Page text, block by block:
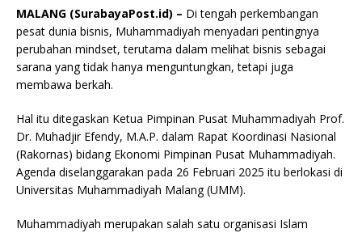
MALANG (SurabayaPost.id) – Di tengah perkembangan
pesat dunia bisnis, Muhammadiyah menyadari pentingnya
perubahan mindset, terutama dalam melihat bisnis sebagai
sarana yang tidak hanya menguntungkan, tetapi juga
membawa berkah.
Hal itu ditegaskan Ketua Pimpinan Pusat Muhammadiyah Prof.
Dr. Muhadjir Efendy, M.A.P. dalam Rapat Koordinasi Nasional
(Rakornas) bidang Ekonomi Pimpinan Pusat Muhammadiyah.
Agenda diselanggarakan pada 26 Februari 2025 itu berlokasi di
Universitas Muhammadiyah Malang (UMM).
Muhammadiyah merupakan salah satu organisasi Islam